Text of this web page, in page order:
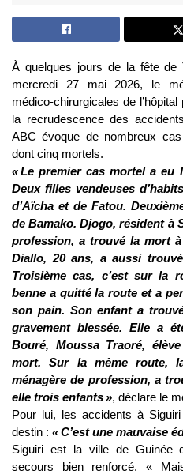
À quelques jours de la fête de
mercredi 27 mai 2026, le
médico-chirurgicales de
la recrudescence des
ABC évoque de nombreux
dont cinq mortels.
« Le premier cas mortel a eu
Deux filles vendeuses
d’Aïcha et de Fatou.
de Bamako. Djogo, résident à
profession, a trouvé la mort à
Diallo, 20 ans, a aussi
Troisième cas, c’est sur la
benne a quitté la route et a
son pain. Son enfant a
gravement blessée. Elle a
Bouré, Moussa Traoré,
mort. Sur la même route,
ménagère de profession, a
elle trois enfants », déclare le
Pour lui, les accidents à
destin : « C’est une mauvaise
Siguiri est la ville de Guinée
secours bien renforcé. «